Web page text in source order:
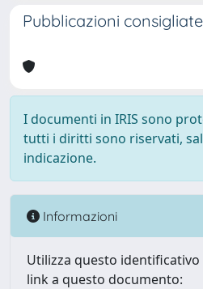
Pubblicazioni consigliate
I documenti in IRIS sono
tutti i diritti sono riservati,
indicazione.
Informazioni
Utilizza questo
link a questo documento: